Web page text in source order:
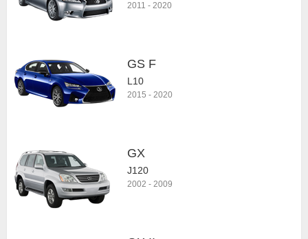
2011 - 2020
GS F
L10
2015 - 2020
GX
J120
2002 - 2009